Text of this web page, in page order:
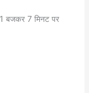
बजकर 7 मिनट पर